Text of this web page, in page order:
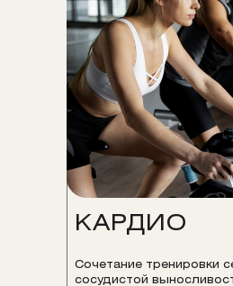
КАРДИО
Сочетание тренировки
сосудистой